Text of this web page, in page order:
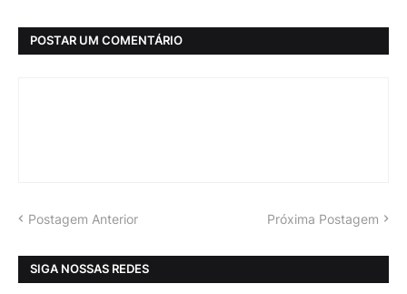
POSTAR UM COMENTÁRIO
Postagem Anterior Próxima Postagem
SIGA NOSSAS REDES